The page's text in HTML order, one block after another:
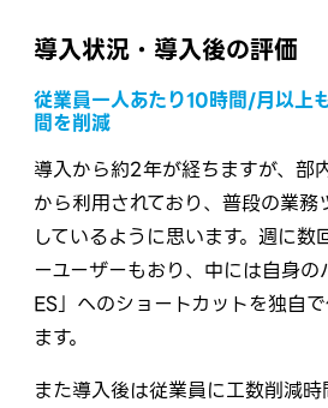
導入状況・導入後の評価
従業員一人あたり10時間/月以上
間を削減
導入から約2年が経ちますが、部
から利用されており、普段の業務
しているように思います。週に数
ーユーザーもおり、中には自身
ES」へのショートカットを独自
ます。
また導入後は従業員に工数削減